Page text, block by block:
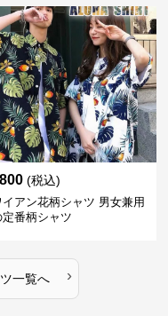
(税込)
イアン花柄シャツ 男女兼用
定番柄シャツ
一覧へ ›